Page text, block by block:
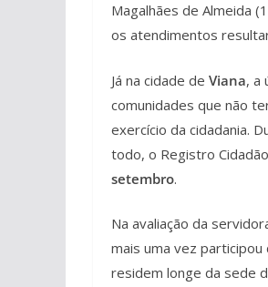
Magalhães de Almeida
os atendimentos
Já na cidade de Viana, a
comunidades que não
exercício da cidadania.
todo, o Registro
setembro.
Na avaliação da
mais uma vez participou
residem longe da sede